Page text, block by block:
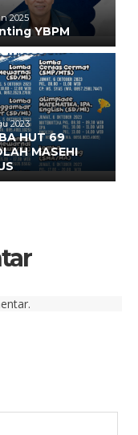
2025
YBPM
2023
HUT 69
MASEHI